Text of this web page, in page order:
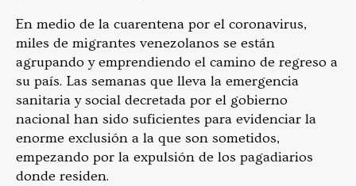
En medio de la cuarentena por el coronavirus,
miles de migrantes venezolanos se están
agrupando y emprendiendo el camino de regreso a
su país. Las semanas que lleva la emergencia
sanitaria y social decretada por el gobierno
nacional han sido suficientes para evidenciar la
enorme exclusión a la que son sometidos,
empezando por la expulsión de los pagadiarios
donde residen.